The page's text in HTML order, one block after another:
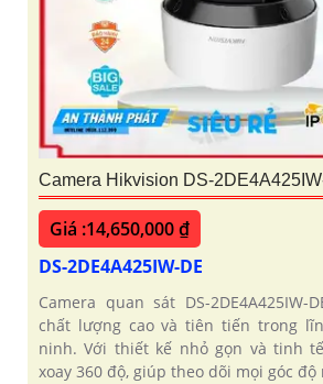
Camera Hikvision DS-
Giá :14,650,000 ₫
DS-2DE4A425IW-DE
Camera quan sát DS-2DE4A425IW-
chất lượng cao và tiên tiến trong
ninh. Với thiết kế nhỏ gọn và tinh
xoay 360 độ, giúp theo dõi mọi góc